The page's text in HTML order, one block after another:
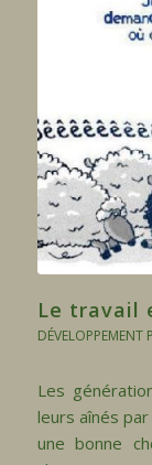
Le travail
DÉVELOPPEMENT
Les
leurs aînés
une bonne